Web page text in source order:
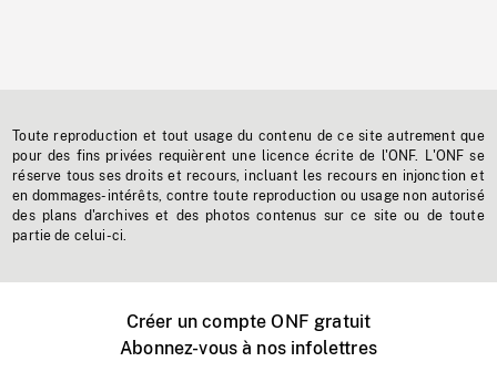
Toute reproduction et tout usage du contenu de ce site autrement que
pour des fins privées requièrent une licence écrite de l'ONF. L'ONF se
réserve tous ses droits et recours, incluant les recours en injonction et
en dommages-intérêts, contre toute reproduction ou usage non autorisé
des plans d'archives et des photos contenus sur ce site ou de toute
partie de celui-ci.
Créer un compte ONF gratuit
Abonnez-vous à nos infolettres